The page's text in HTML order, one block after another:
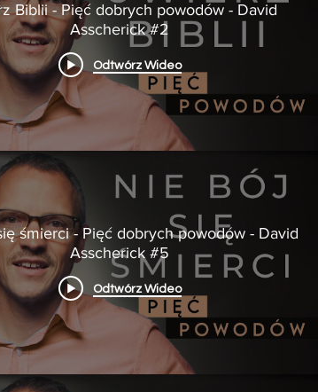
Biblii - Pięć dobrych powodów - David
Asscherick #2
Odtwórz Wideo
śmierci - Pięć dobrych powodów - David
Asscherick #5
Odtwórz Wideo